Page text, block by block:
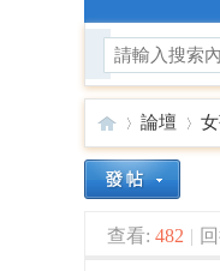
🥇»
論壇
›
查看: 482 |